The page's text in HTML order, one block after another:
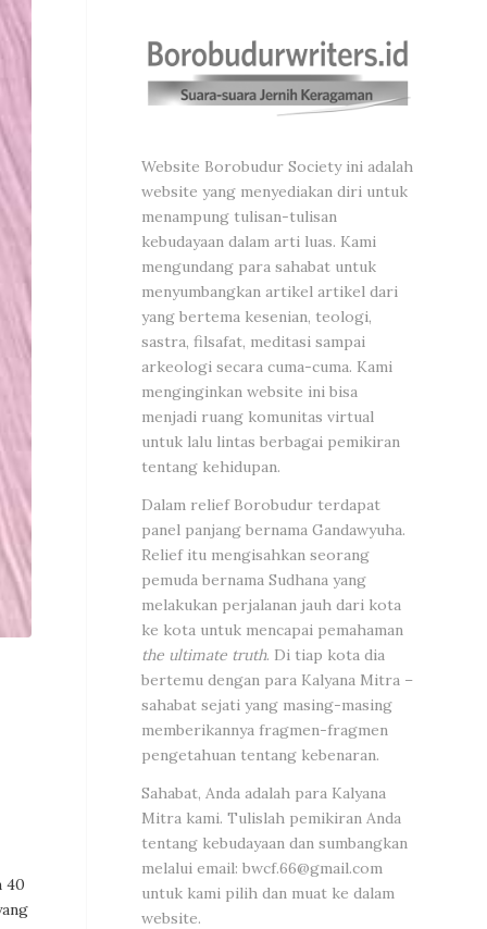
40
Website Borobudur Society ini adalah
website yang menyediakan diri untuk
menampung tulisan-tulisan
kebudayaan dalam arti luas. Kami
mengundang para sahabat untuk
menyumbangkan artikel artikel dari
yang bertema kesenian, teologi,
sastra, filsafat, meditasi sampai
arkeologi secara cuma-cuma. Kami
menginginkan website ini bisa
menjadi ruang komunitas virtual
untuk lalu lintas berbagai pemikiran
tentang kehidupan.
Dalam relief Borobudur terdapat
panel panjang bernama Gandawyuha.
Relief itu mengisahkan seorang
pemuda bernama Sudhana yang
melakukan perjalanan jauh dari kota
ke kota untuk mencapai pemahaman
the ultimate truth. Di tiap kota dia
bertemu dengan para Kalyana Mitra –
sahabat sejati yang masing-masing
memberikannya fragmen-fragmen
pengetahuan tentang kebenaran.
Sahabat, Anda adalah para Kalyana
Mitra kami. Tulislah pemikiran Anda
tentang kebudayaan dan sumbangkan
melalui email: bwcf.66@gmail.com
untuk kami pilih dan muat ke dalam
website.